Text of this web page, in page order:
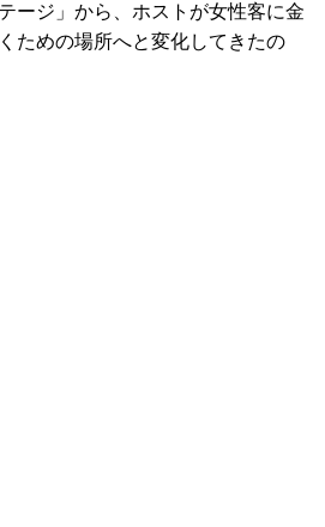
ージ」から、ホストが女性客に金
ための場所へと変化してきたの